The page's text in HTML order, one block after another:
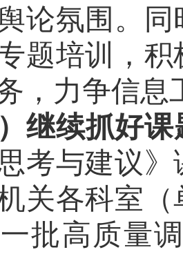
论氛围。
题培训，
，力争信息
）继续抓好
考与建议
关各科室
批高质量